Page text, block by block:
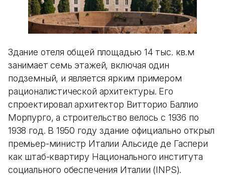
Здание отеля общей площадью 14 тыс. кв.м
занимает семь этажей, включая один
подземный, и является ярким примером
рационалистической архитектуры. Его
спроектировал архитектор Витторио Баллио
Морпурго, а строительство велось с 1936 по
1938 год. В 1950 году здание официально открыл
премьер-министр Италии Альсиде де Гаспери
как штаб-квартиру Национального института
социального обеспечения Италии (INPS).